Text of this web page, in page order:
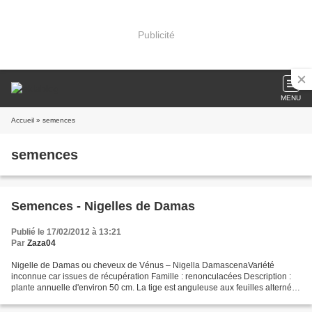
Publicité
MENU
Accueil » semences
semences
Semences - Nigelles de Damas
Publié le 17/02/2012 à 13:21
Par Zaza04
Nigelle de Damas ou cheveux de Vénus – Nigella DamascenaVariété
inconnue car issues de récupération Famille : renonculacées Description :
plante annuelle d'environ 50 cm. La tige est anguleuse aux feuilles alternées